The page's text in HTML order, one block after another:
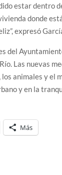
estar dentro
donde
expresó
del
Las nuevas
animales y el
y en la
Más